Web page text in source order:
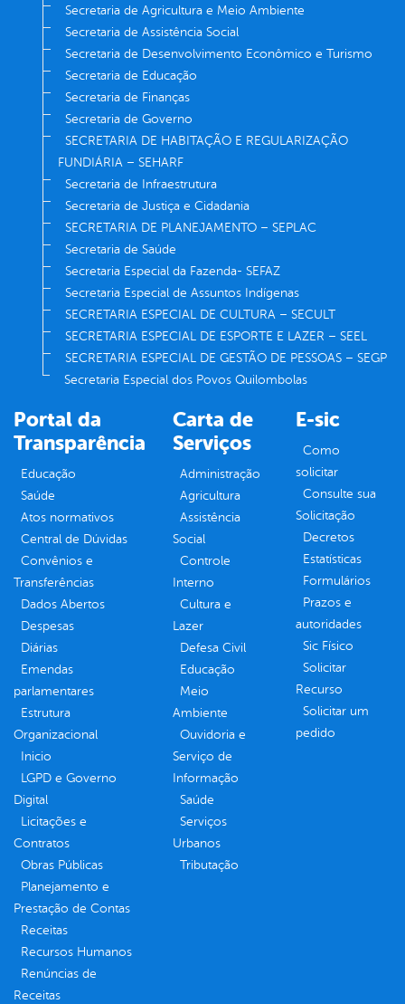
Secretaria de Agricultura e Meio Ambiente
Secretaria de Assistência Social
Secretaria de Desenvolvimento Econômico e Turismo
Secretaria de Educação
Secretaria de Finanças
Secretaria de Governo
SECRETARIA DE HABITAÇÃO E REGULARIZAÇÃO
FUNDIÁRIA – SEHARF
Secretaria de Infraestrutura
Secretaria de Justiça e Cidadania
SECRETARIA DE PLANEJAMENTO – SEPLAC
Secretaria de Saúde
Secretaria Especial da Fazenda- SEFAZ
Secretaria Especial de Assuntos Indígenas
SECRETARIA ESPECIAL DE CULTURA – SECULT
SECRETARIA ESPECIAL DE ESPORTE E LAZER – SEEL
SECRETARIA ESPECIAL DE GESTÃO DE PESSOAS – SEGP
Secretaria Especial dos Povos Quilombolas
Portal da
Transparência
Educação
Saúde
Atos normativos
Central de Dúvidas
Convênios e
Transferências
Dados Abertos
Despesas
Diárias
Emendas
parlamentares
Estrutura
Organizacional
Inicio
LGPD e Governo
Digital
Licitações e
Contratos
Obras Públicas
Planejamento e
Prestação de Contas
Receitas
Recursos Humanos
Renúncias de
Receitas
Carta de
Serviços
Administração
Agricultura
Assistência
Social
Controle
Interno
Cultura e
Lazer
Defesa Civil
Educação
Meio
Ambiente
Ouvidoria e
Serviço de
Informação
Saúde
Serviços
Urbanos
Tributação
E-sic
Como
solicitar
Consulte sua
Solicitação
Decretos
Estatísticas
Formulários
Prazos e
autoridades
Sic Físico
Solicitar
Recurso
Solicitar um
pedido